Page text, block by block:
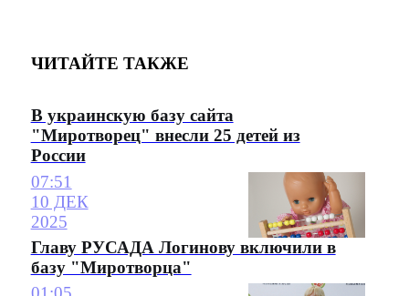
ЧИТАЙТЕ ТАКЖЕ
В украинскую базу сайта
"Миротворец" внесли 25 детей из
России
07:51
10 ДЕК
2025
Главу РУСАДА Логинову включили в
базу "Миротворца"